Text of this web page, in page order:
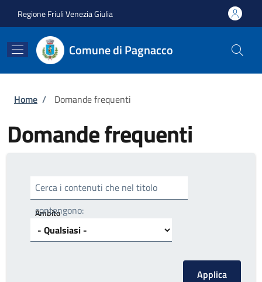
Regione Friuli Venezia Giulia
Comune di Pagnacco
Briciole di pane
Home / Domande frequenti
Domande frequenti
Cerca i contenuti che nel titolo
contengono:
Ambito